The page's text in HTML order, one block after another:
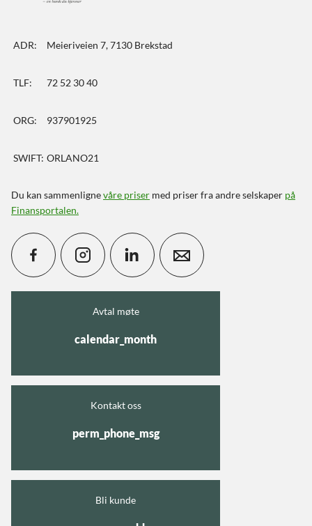
ADR: Meieriveien 7, 7130 Brekstad
TLF: 72 52 30 40
ORG: 937901925
SWIFT: ORLANO21
Du kan sammenlignevåre priser med priser fra andre selskaper på
Finansportalen.
Avtal møte
calendar_month
Kontakt oss
perm_phone_msg
Bli kunde